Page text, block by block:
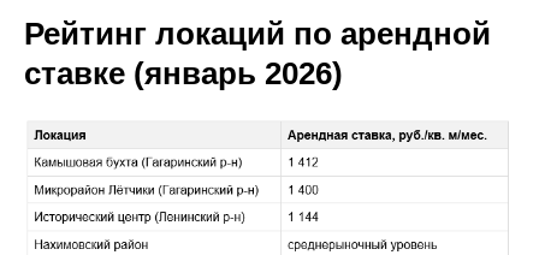
Рейтинг локаций по арендной
ставке (январь 2026)